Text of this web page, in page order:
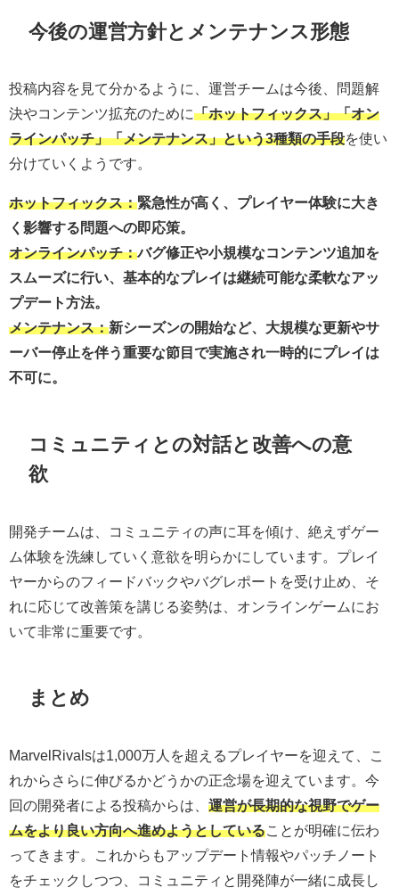
今後の運営方針とメンテナンス形態
投稿内容を見て分かるように、運営チームは今後、問題解
決やコンテンツ拡充のために「ホットフィックス」「オン
ラインパッチ」「メンテナンス」という3種類の手段を使い
分けていくようです。
ホットフィックス：緊急性が高く、プレイヤー体験に大き
く影響する問題への即応策。
オンラインパッチ：バグ修正や小規模なコンテンツ追加を
スムーズに行い、基本的なプレイは継続可能な柔軟なアッ
プデート方法。
メンテナンス：新シーズンの開始など、大規模な更新やサ
ーバー停止を伴う重要な節目で実施され一時的にプレイは
不可に。
コミュニティとの対話と改善への意
欲
開発チームは、コミュニティの声に耳を傾け、絶えずゲー
ム体験を洗練していく意欲を明らかにしています。プレイ
ヤーからのフィードバックやバグレポートを受け止め、そ
れに応じて改善策を講じる姿勢は、オンラインゲームにお
いて非常に重要です。
まとめ
MarvelRivalsは1,000万人を超えるプレイヤーを迎えて、こ
れからさらに伸びるかどうかの正念場を迎えています。今
回の開発者による投稿からは、 運営が長期的な視野でゲー
ムをより良い方向へ進めようとしている ことが明確に伝わ
ってきます。これからもアップデート情報やパッチノート
をチェックしつつ、コミュニティと開発陣が一緒に成長し